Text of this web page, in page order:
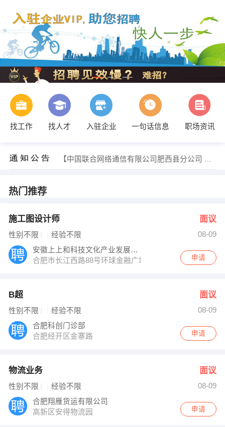
找工作 找人才 入驻企业 一句话信息 职场资讯
【中国联合网络通信有限公司肥西县分公司 】 强势入驻
储先生 发布 [B超 ] 招聘信息
蒋先生 发布 [市场专员 ] 招聘信息
李经理 发布 [操作工 ] 招聘信息
【中国联合网络通信有限公司肥西县分公司 】 强势入驻
热门推荐
施工图设计师 面议
性别不限 经验不限
08-09
安徽上上和科技文化产业发展有限公司
合肥市长江西路88号环球金融广场C座3006
申请
B超 面议
性别不限 经验不限
08-09
合肥科创门诊部
合肥经开区金寨路
申请
物流业务 面议
性别不限 经验不限
08-09
合肥翔雁货运有限公司
高新区安得物流园
申请